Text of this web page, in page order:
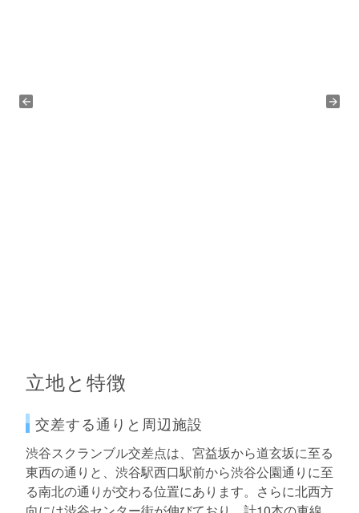
立地と特徴
交差する通りと周辺施設
渋谷スクランブル交差点は、宮益坂から道玄坂に至る
東西の通りと、渋谷駅西口駅前から渋谷公園通りに至
る南北の通りが交わる位置にあります。さらに北西方